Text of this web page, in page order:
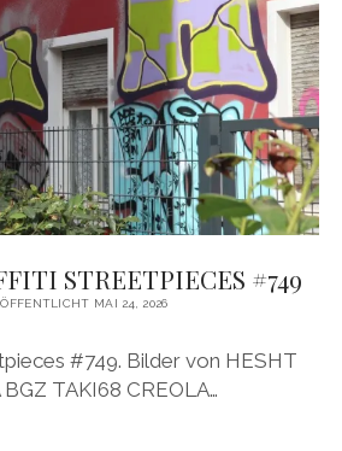
STREETPIECES #749
MAI 24, 2026
#749. Bilder von HESHT
TAKI68 CREOLA…